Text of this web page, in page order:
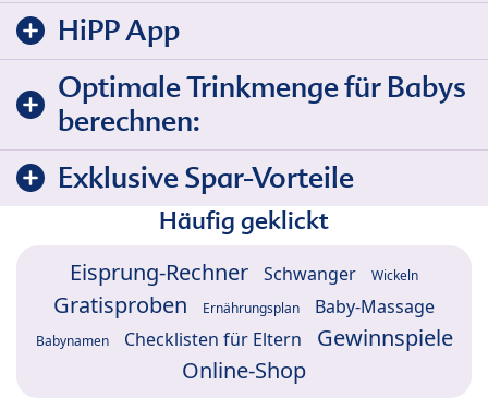
HiPP App
Optimale Trinkmenge für Babys
berechnen:
Exklusive Spar-Vorteile
Häufig geklickt
Eisprung-Rechner Schwanger Wickeln
Gratisproben Ernährungsplan Baby-Massage
Babynamen Checklisten für Eltern
Gewinnspiele
Online-Shop